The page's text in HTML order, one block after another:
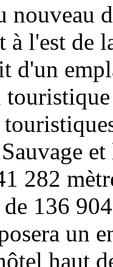
nouveau
à l'est de
d'un
282
136
un
haut